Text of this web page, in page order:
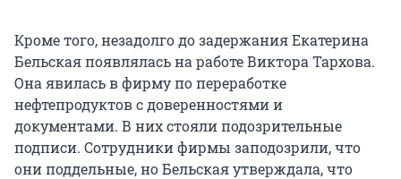
Кроме того, незадолго до задержания Екатерина
Бельская появлялась на работе Виктора Тархова.
Она явилась в фирму по переработке
нефтепродуктов с доверенностями и
документами. В них стояли подозрительные
подписи. Сотрудники фирмы заподозрили, что
они поддельные, но Бельская утверждала, что